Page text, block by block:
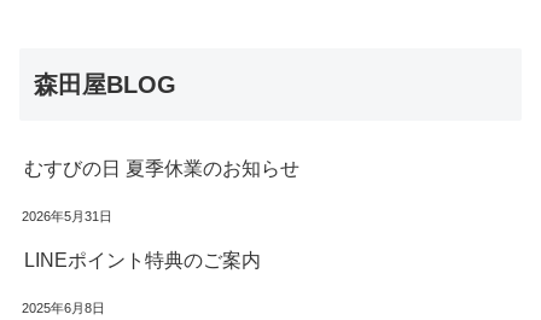
森田屋BLOG
むすびの日 夏季休業のお知らせ
2026年5月31日
LINEポイント特典のご案内
2025年6月8日